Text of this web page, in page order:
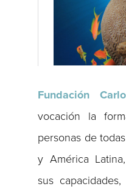
Fundación
vocación la
personas de
y América
sus